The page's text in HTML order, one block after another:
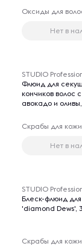
Оксиды для
Нет в
STUDIO
Флюид для
кончиков волос
авокадо и
Скрабы для кожи
Нет в
STUDIO
Блеск-флюид для
'diamond Dews',
Скрабы для кожи